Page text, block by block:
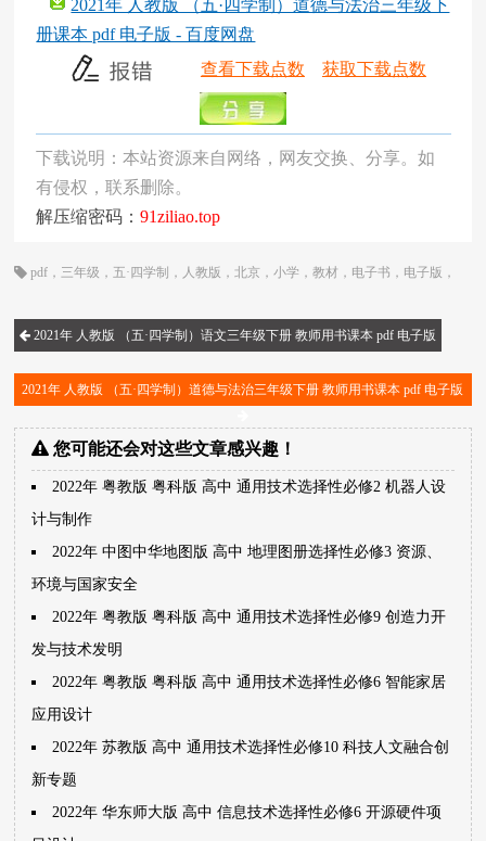
2021年 人教版 （五·四学制）道德与法治三年级下
册课本 pdf 电子版 - 百度网盘
查看下载点数
获取下载点数
下载说明：本站资源来自网络，网友交换、分享。如
有侵权，联系删除。
解压缩密码：91ziliao.top
pdf ， 三年级 ， 五·四学制 ， 人教版 ，北京 ，小学 ，教材 ， 电子书 ， 电子版 ，
2021年 人教版 （五·四学制）语文三年级下册 教师用书课本 pdf 电子版
2021年 人教版 （五·四学制）道德与法治三年级下册 教师用书课本 pdf 电子版
您可能还会对这些文章感兴趣！
2022年 粤教版 粤科版 高中 通用技术选择性必修2 机器人设
计与制作
2022年 中图中华地图版 高中 地理图册选择性必修3 资源、
环境与国家安全
2022年 粤教版 粤科版 高中 通用技术选择性必修9 创造力开
发与技术发明
2022年 粤教版 粤科版 高中 通用技术选择性必修6 智能家居
应用设计
2022年 苏教版 高中 通用技术选择性必修10 科技人文融合创
新专题
2022年 华东师大版 高中 信息技术选择性必修6 开源硬件项